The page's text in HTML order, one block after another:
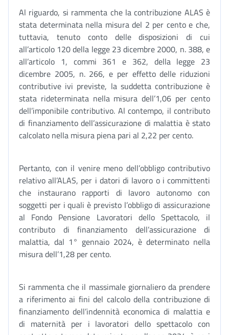
Al riguardo, si rammenta che la contribuzione ALAS è
stata determinata nella misura del 2 per cento e che,
tuttavia, tenuto conto delle disposizioni di cui
all’articolo 120 della legge 23 dicembre 2000, n. 388, e
all’articolo 1, commi 361 e 362, della legge 23
dicembre 2005, n. 266, e per effetto delle riduzioni
contributive ivi previste, la suddetta contribuzione è
stata rideterminata nella misura dell’1,06 per cento
dell’imponibile contributivo. Al contempo, il contributo
di finanziamento dell’assicurazione di malattia è stato
calcolato nella misura piena pari al 2,22 per cento.
Pertanto, con il venire meno dell’obbligo contributivo
relativo all’ALAS, per i datori di lavoro o i committenti
che instaurano rapporti di lavoro autonomo con
soggetti per i quali è previsto l’obbligo di assicurazione
al Fondo Pensione Lavoratori dello Spettacolo, il
contributo di finanziamento dell’assicurazione di
malattia, dal 1° gennaio 2024, è determinato nella
misura dell’1,28 per cento.
Si rammenta che il massimale giornaliero da prendere
a riferimento ai fini del calcolo della contribuzione di
finanziamento dell’indennità economica di malattia e
di maternità per i lavoratori dello spettacolo con